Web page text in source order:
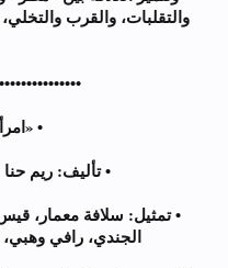
والتقلبات، والقرب
•
• تأليف: ريم
• تمثيل: سلافة معمار،
الجندي، رافي